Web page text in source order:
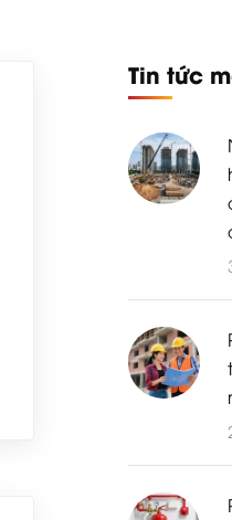
Tin tức